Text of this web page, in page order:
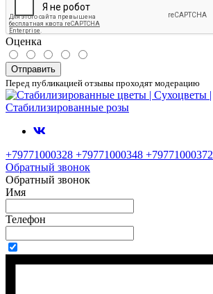
Оценка
Отправить
Перед публикацией отзывы проходят модерацию
+79771000328 +79771000348 +79771000372
Обратный звонок
Обратный звонок
Имя
Телефон